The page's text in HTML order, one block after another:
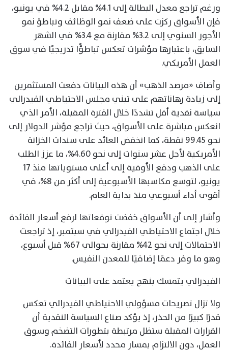
ورغم تراجع معدل البطالة إلى 4.1% مقابل 4.2% في يونيو،
فإن الأسواق ركزت على ضعف نمو الوظائف وتباطؤ نمو
الأجور السنوي إلى 3.2% مقارنة مع 3.4% في الشهر
السابق، باعتبارها مؤشرات تعكس تباطؤًا تدريجيًا في سوق
العمل الأمريكي.
وأضاف «مرصد الذهب» أن هذه البيانات دفعت المستثمرين
إلى زيادة رهاناتهم على تبني مجلس الاحتياطي الفيدرالي
سياسة نقدية أقل تشددًا خلال الفترة المقبلة، الأمر الذي
انعكس مباشرة على الأسواق، حيث تراجع مؤشر الدولار إلى
نحو 99.45 نقطة، كما انخفض العائد على سندات الخزانة
الأمريكية لأجل عشر سنوات إلى نحو 4.60%، ما عزز الطلب
على الذهب ودفع الأوقية إلى أعلى مستوياتها منذ 17
يونيو، لتوسع مكاسبها الأسبوعية إلى أكثر من 8%، في
أقوى أداء أسبوعي منذ بداية العام.
وأشار إلى أن الأسواق خفضت توقعاتها لرفع أسعار الفائدة
خلال اجتماع الاحتياطي الفيدرالي في سبتمبر، إذ تراجعت
الاحتمالات إلى نحو 42% مقارنة بحوالي 67% قبل أسبوع،
وهو ما وفر دعمًا إضافيًا للمعدن النفيس.
الفيدرالي يتمسك بنهج يعتمد على البيانات
ولا تزال تصريحات مسؤولي الاحتياطي الفيدرالي تعكس
قدرًا كبيرًا من الحذر، إذ يؤكد صناع السياسة النقدية أن
القرارات المقبلة ستظل مرتبطة بتطورات التضخم وسوق
العمل، دون الالتزام بمسار محدد لأسعار الفائدة.